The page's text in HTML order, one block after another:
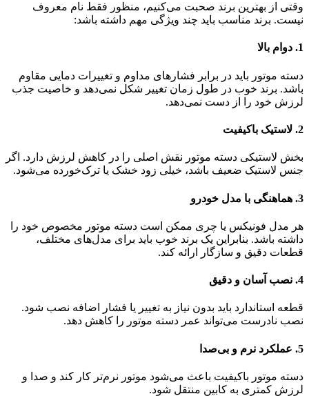
وقتی از بهترین برند صحبت می‌کنیم، منظور فقط نام معروف
نیست. برند مناسب باید چند ویژگی مهم داشته باشد:
1. دوام بالا
دسته موتور باید در برابر فشارهای مداوم و تغییرات دمایی مقاوم
باشد. برند خوب در طول زمان تغییر شکل نمی‌دهد و خاصیت جذب
لرزش خود را از دست نمی‌دهد.
2. لاستیک باکیفیت
بخش لاستیکی دسته موتور نقش اصلی را در کاهش لرزش دارد. اگر
جنس لاستیک ضعیف باشد، خیلی زود خشک یا ترک‌خورده می‌شود.
3. هماهنگی با مدل خودرو
هر مدل فونیکس یا چری ممکن است دسته موتور مخصوص خود را
داشته باشد. بنابراین یک برند خوب باید برای مدل‌های مختلف،
قطعات دقیق و سازگار ارائه کند.
4. نصب آسان و دقیق
قطعه استاندارد باید بدون نیاز به تغییر یا فشار اضافه نصب شود.
نصب نادرست می‌تواند عمر دسته موتور را کاهش دهد.
5. عملکرد نرم و بی‌صدا
دسته موتور باکیفیت باعث می‌شود موتور نرم‌تر کار کند و صدا و
لرزش کمتری به کابین منتقل شود.